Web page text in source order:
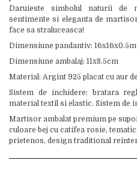
Daruieste simbolul naturii de
sentimente si eleganta de
face sa straluceasca!
Dimensiune pandantiv:
Dimensiune ambalaj: 11x8.5cm
Material: Argint 925 placat cu aur
Sistem de inchidere: bratara
material textil si elastic. Sistem de
Martisor ambalat premium pe
culoare bej cu catifea rosie,
prietenos, design traditional